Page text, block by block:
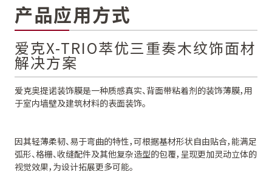
产品应用方式
爱克X-TRIO萃优三重奏木纹饰面材
解决方案
爱克奥提诺装饰膜是一种质感真实、背面带粘着剂的装饰薄膜，用
于室内墙壁及建筑材料的表面装饰。
因其轻薄柔韧、易于弯曲的特性，可根据基材形状自由贴合，能满足
弧形、格栅、收缝配件及其他复杂造型的包覆，呈现更加灵动立体的
视觉效果，为设计拓展更多可能。